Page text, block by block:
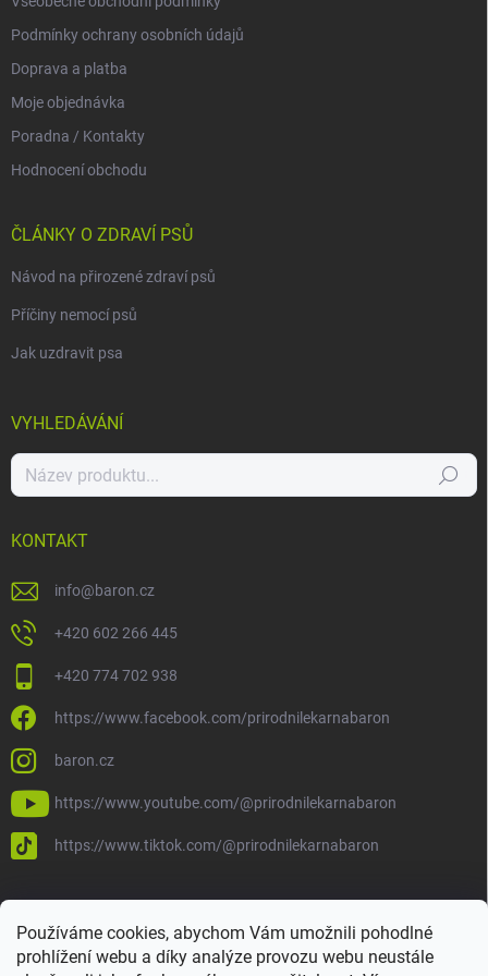
Používáme cookies, abychom Vám umožnili pohodlné
prohlížení webu a díky analýze provozu webu neustále
Podmínky ochrany osobních údajů
Doprava a platba
Moje objednávka
Poradna / Kontakty
Hodnocení obchodu
ČLÁNKY O ZDRAVÍ PSŮ
Návod na přirozené zdraví psů
Příčiny nemocí psů
Jak uzdravit psa
VYHLEDÁVÁNÍ
Hledat
KONTAKT
info@baron.cz
+420 602 266 445
+420 774 702 938
https://www.facebook.com/prirodnilekarnabaron
baron.cz
https://www.youtube.com/@prirodnilekarnabaron
https://www.tiktok.com/@prirodnilekarnabaron